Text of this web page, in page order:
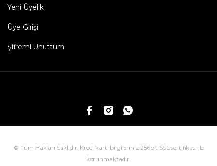
Yeni Üyelik
Üye Girişi
Şifremi Unuttum
© Tüm Hakları Saklıdır. Kredi kartı bilgileriniz 256bit SSL sertifikası ile
korunmaktadır.